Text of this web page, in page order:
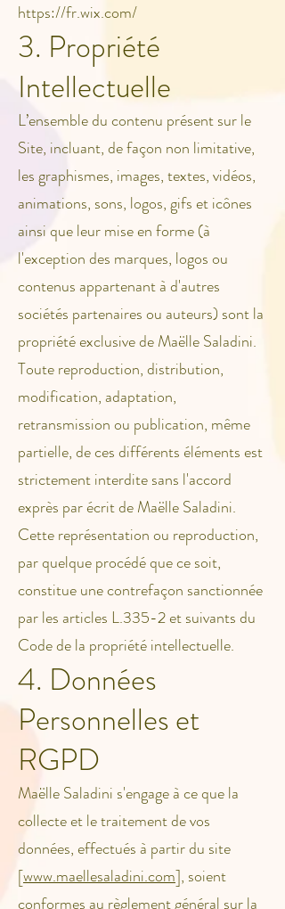
https://fr.wix.com/
3. Propriété
Intellectuelle
L’ensemble du contenu présent sur le
Site, incluant, de façon non limitative,
les graphismes, images, textes, vidéos,
animations, sons, logos, gifs et icônes
ainsi que leur mise en forme (à
l'exception des marques, logos ou
contenus appartenant à d'autres
sociétés partenaires ou auteurs) sont la
propriété exclusive de Maëlle Saladini.
Toute reproduction, distribution,
modification, adaptation,
retransmission ou publication, même
partielle, de ces différents éléments est
strictement interdite sans l'accord
exprès par écrit de Maëlle Saladini.
Cette représentation ou reproduction,
par quelque procédé que ce soit,
constitue une contrefaçon sanctionnée
par les articles L.335-2 et suivants du
Code de la propriété intellectuelle.
4. Données
Personnelles et
RGPD
Maëlle Saladini s'engage à ce que la
collecte et le traitement de vos
données, effectués à partir du site
[www.maellesaladini.com], soient
conformes au règlement général sur la